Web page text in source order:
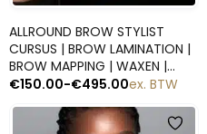
ALLROUND BROW STYLIST
CURSUS | BROW LAMINATION |
BROW MAPPING | WAXEN |
VERVEN
€150.00-€495.00ex. BTW